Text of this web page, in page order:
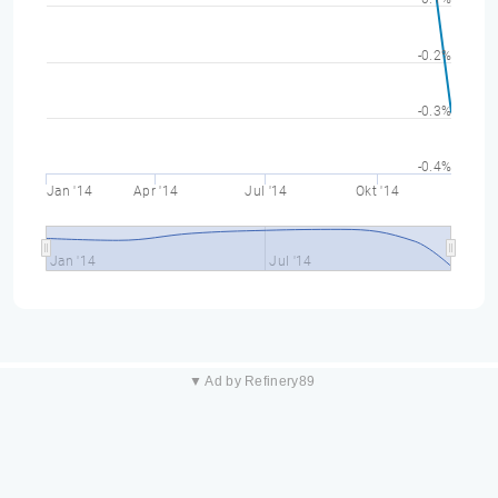
Jan '14 Apr '14 Jul '14 Okt '14
Jan '14 Jul '14
-0.4%
-0.3%
-0.2%
▼ Ad by Refinery89